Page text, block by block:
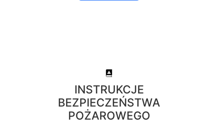
INSTRUKCJE
BEZPIECZEŃSTWA
POŻAROWEGO